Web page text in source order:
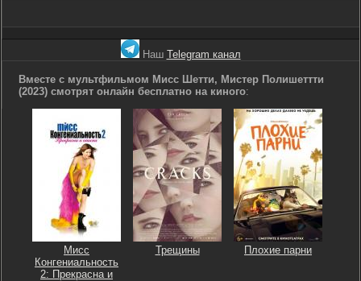
Наш Telegram канал
Вместе с мультфильмом Мисс Шетти, Мистер Полишеттти
(2023) смотрят онлайн бесплатно на киного:
Мисс
Конгениальность
2: Прекрасна и
Трещины Плохие парни